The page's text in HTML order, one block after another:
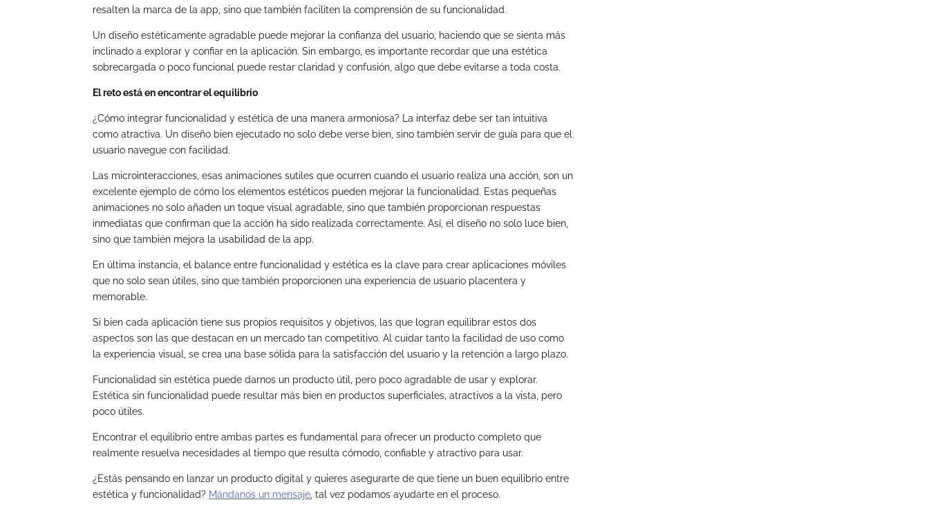
resalten la marca de la app, sino que también faciliten la comprensión de su funcionalidad.
Un diseño estéticamente agradable puede mejorar la confianza del usuario, haciendo que se sienta más
inclinado a explorar y confiar en la aplicación. Sin embargo, es importante recordar que una estética
sobrecargada o poco funcional puede restar claridad y confusión, algo que debe evitarse a toda costa.
El reto está en encontrar el equilibrio
¿Cómo integrar funcionalidad y estética de una manera armoniosa? La interfaz debe ser tan intuitiva
como atractiva. Un diseño bien ejecutado no solo debe verse bien, sino también servir de guía para que el
usuario navegue con facilidad.
Las microinteracciones, esas animaciones sutiles que ocurren cuando el usuario realiza una acción, son un
excelente ejemplo de cómo los elementos estéticos pueden mejorar la funcionalidad. Estas pequeñas
animaciones no solo añaden un toque visual agradable, sino que también proporcionan respuestas
inmediatas que confirman que la acción ha sido realizada correctamente. Así, el diseño no solo luce bien,
sino que también mejora la usabilidad de la app.
En última instancia, el balance entre funcionalidad y estética es la clave para crear aplicaciones móviles
que no solo sean útiles, sino que también proporcionen una experiencia de usuario placentera y
memorable.
Si bien cada aplicación tiene sus propios requisitos y objetivos, las que logran equilibrar estos dos
aspectos son las que destacan en un mercado tan competitivo. Al cuidar tanto la facilidad de uso como
la experiencia visual, se crea una base sólida para la satisfacción del usuario y la retención a largo plazo.
Funcionalidad sin estética puede darnos un producto útil, pero poco agradable de usar y explorar.
Estética sin funcionalidad puede resultar más bien en productos superficiales, atractivos a la vista, pero
poco útiles.
Encontrar el equilibrio entre ambas partes es fundamental para ofrecer un producto completo que
realmente resuelva necesidades al tiempo que resulta cómodo, confiable y atractivo para usar.
¿Estás pensando en lanzar un producto digital y quieres asegurarte de que tiene un buen equilibrio entre
estética y funcionalidad? Mándanos un mensaje, tal vez podamos ayudarte en el proceso.